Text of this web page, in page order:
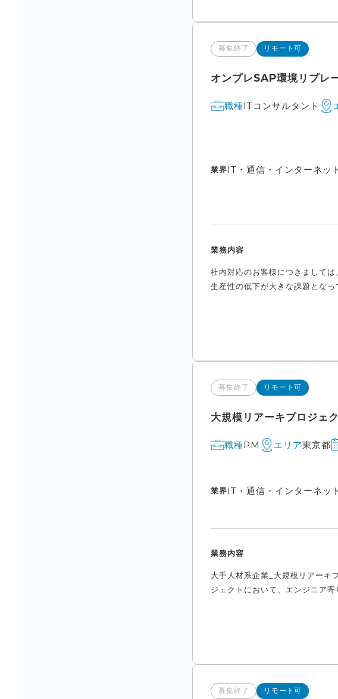
募集終了 リモート可
オンプレSAP環境リプレ
職種ITコンサルタント
業界IT・通信・インターネッ
業務内容
社内対応のお客様につきまして
生産性の低下が大きな課題とな
募集終了 リモート可
大規模リアーキプロジェ
職種PM エリア東京都
業界IT・通信・インターネッ
業務内容
大手人材系企業_大規模リアーキ
ジェクトにおいて、エンジニア
募集終了 リモート可